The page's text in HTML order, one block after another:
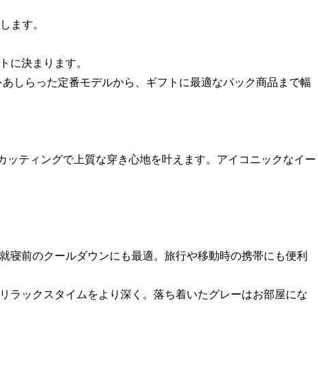
ます。
に決まります。
しらった定番モデルから、ギフトに最適なパック商品まで幅
ティングで上質な穿き心地を叶えます。アイコニックなイー
寝前のクールダウンにも最適。旅行や移動時の携帯にも便利
ラックスタイムをより深く。落ち着いたグレーはお部屋にな